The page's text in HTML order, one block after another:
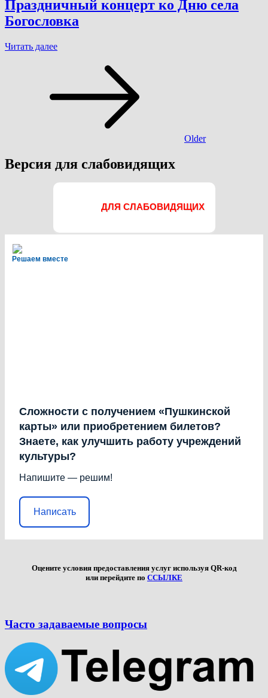
музыка
слились,
дальше
песня
Праздничный концерт ко Дню села
Богословка
Праздничный
Богословка
Читать далее
записям
Older
Версия для слабовидящих
ДЛЯ СЛАБОВИДЯЩИХ
Решаем вместе
Сложности с получением «Пушкинской
карты» или приобретением билетов?
Знаете, как улучшить работу учреждений
культуры?
Напишите — решим!
Написать
Оцените условия предоставления услуг используя QR-код
или перейдите по ССЫЛКЕ
Часто задаваемые вопросы